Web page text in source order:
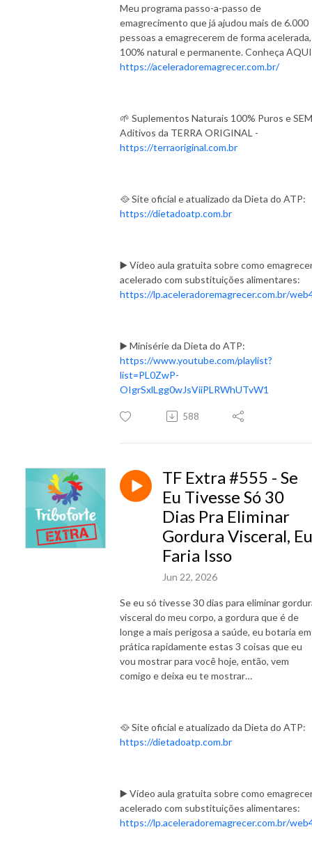
Meu programa passo-a-passo de
emagrecimento que já ajudou mais de 6.000
pessoas a emagrecerem de forma acelerada,
100% natural e permanente. Conheça
https://aceleradoremagrecer.com.br/
🌱 Suplementos Naturais 100% Puros e SEM
Aditivos da TERRA ORIGINAL -
https://terraoriginal.com.br
🥘 Site oficial e atualizado da Dieta do ATP:
https://dietadoatp.com.br
▶️ Vídeo aula gratuita sobre como
acelerado com substituições alimentares:
https://lp.aceleradoremagrecer.com.br/
▶️ Minisérie da Dieta do ATP:
https://www.youtube.com/playlist?
list=PL0ZwP-
OIgrSxlLgg0wJsViiPLRWhUTvW1
588
TF Extra #555 - Se
Eu Tivesse Só 30
Dias Pra Eliminar
Gordura Visceral, Eu
Faria Isso
Jun 22, 2026
Se eu só tivesse 30 dias para eliminar
visceral do meu corpo, a gordura que é de
longe a mais perigosa a saúde, eu botaria em
prática rapidamente estas 3 coisas que eu
vou mostrar para você hoje, então, vem
comigo e deixa eu te mostrar…
🥘 Site oficial e atualizado da Dieta do ATP:
https://dietadoatp.com.br
▶️ Vídeo aula gratuita sobre como
acelerado com substituições alimentares:
https://lp.aceleradoremagrecer.com.br/